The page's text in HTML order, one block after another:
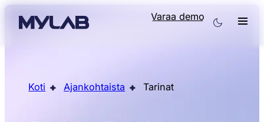
Varaa demo
Koti Ajankohtaista Tarinat